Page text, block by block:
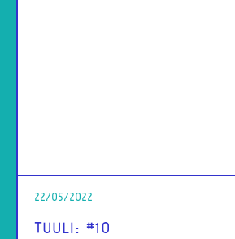
22/05/2022
TUULI: #10